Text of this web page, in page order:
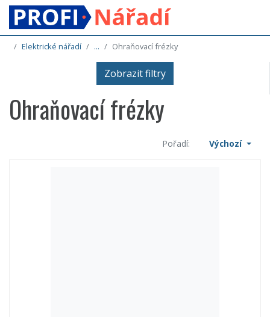
Elektrické nářadí ... Ohraňovací frézky
Zobrazit filtry
Ohraňovací frézky
Pořadí: Výchozí